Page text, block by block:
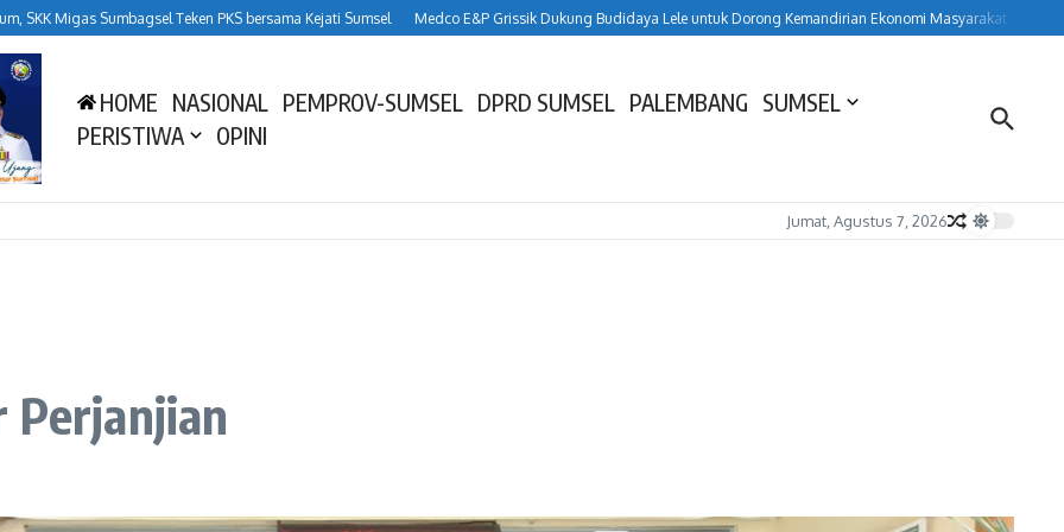
Sumbagsel Teken PKS bersama Kejati Sumsel Medco E&P Grissik Dukung Budidaya Lele untuk Dorong Kemandirian Ekonomi Masyarakat HUT ke-
HOME NASIONAL PEMPROV-SUMSEL DPRD SUMSEL PALEMBANG SUMSEL
PERISTIWA
OPINI
Jumat, Agustus 7, 2026
Perjanjian